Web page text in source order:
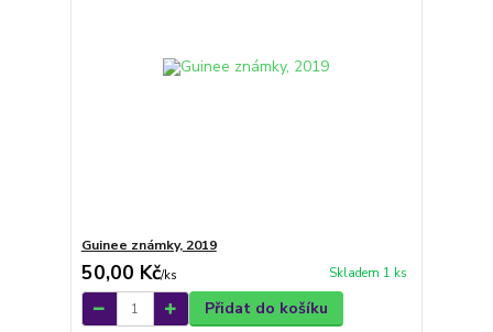
Guinee známky, 2019
50,00 Kč/ks Skladem 1 ks
Přidat do košíku